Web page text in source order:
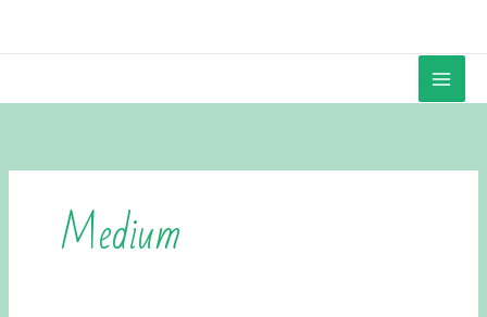
Medium